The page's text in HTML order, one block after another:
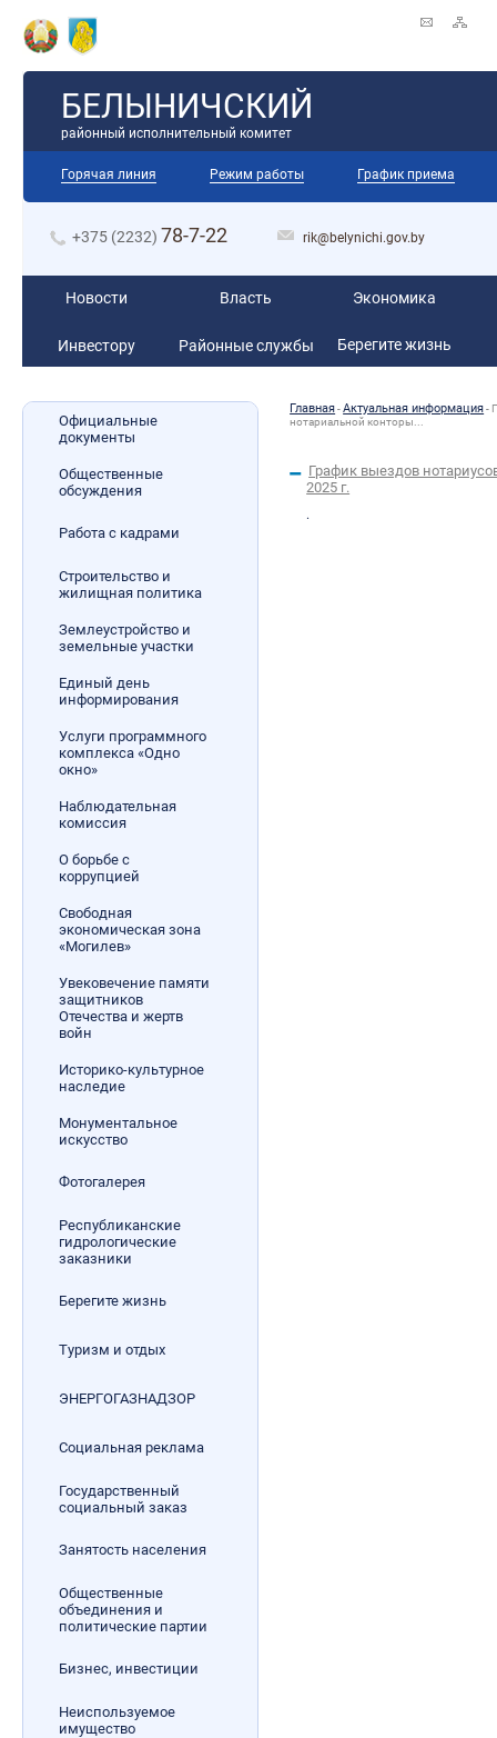
БЕЛЫНИЧСКИЙ
районный исполнительный комитет
Горячая линия Режим работы График приема
+375 (2232) 78-7-22 rik@belynichi.gov.by
Новости Власть Экономика
Инвестору Районные службы Берегите жизнь
Официальные
документы
Общественные
обсуждения
Работа с кадрами
Строительство и
жилищная политика
Землеустройство и
земельные участки
Единый день
информирования
Услуги программного
комплекса «Одно
окно»
Наблюдательная
комиссия
О борьбе с
коррупцией
Свободная
экономическая зона
«Могилев»
Увековечение памяти
защитников
Отечества и жертв
войн
Историко-культурное
наследие
Монументальное
искусство
Фотогалерея
Республиканские
гидрологические
заказники
Берегите жизнь
Туризм и отдых
ЭНЕРГОГАЗНАДЗОР
Социальная реклама
Государственный
социальный заказ
Занятость населения
Общественные
объединения и
политические партии
Бизнес, инвестиции
Неиспользуемое
имущество
Главная-Актуальная информация-
нотариальной конторы...
График выездов
2025 г.
.